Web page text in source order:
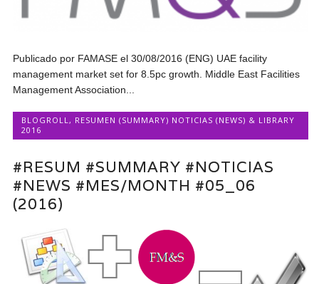
Publicado por FAMASE el 30/08/2016 (ENG) UAE facility
management market set for 8.5pc growth. Middle East Facilities
Management Association...
BLOGROLL , RESUMEN (SUMMARY) NOTICIAS (NEWS) & LIBRARY
2016
#RESUM #SUMMARY #NOTICIAS
#NEWS #MES/MONTH #05_06
(2016)